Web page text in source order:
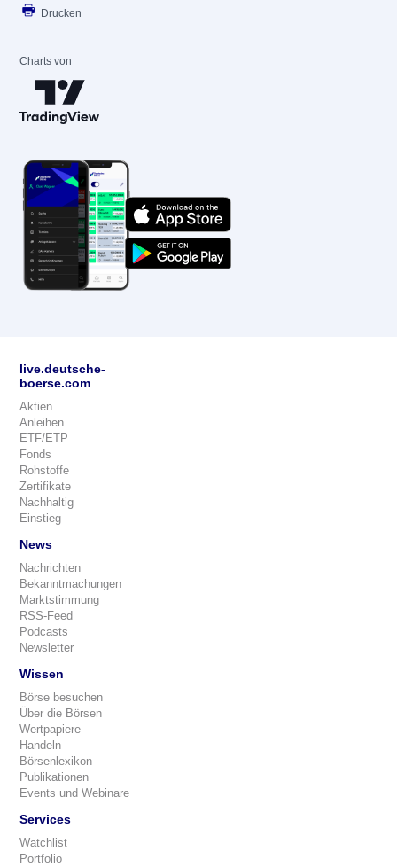
Drucken
Charts von
live.deutsche-
boerse.com
Aktien
Anleihen
ETF/ETP
Fonds
Rohstoffe
Zertifikate
Nachhaltig
Einstieg
News
Nachrichten
Bekanntmachungen
Marktstimmung
RSS-Feed
Podcasts
Newsletter
Wissen
Börse besuchen
Über die Börsen
Wertpapiere
Handeln
Börsenlexikon
Publikationen
Events und Webinare
Services
Watchlist
Portfolio